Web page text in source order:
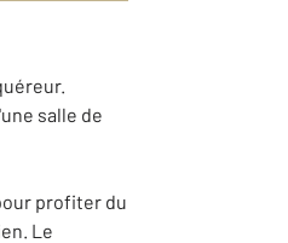
salle de
profiter du
Le